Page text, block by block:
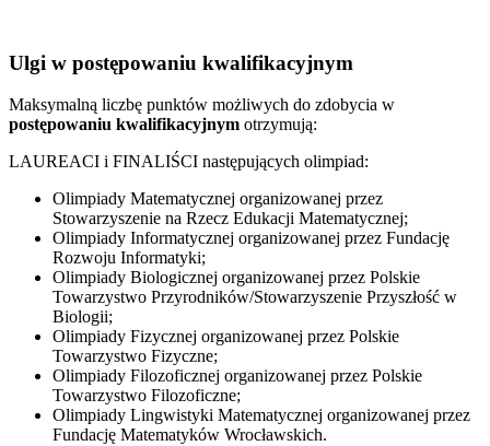
Ulgi w postępowaniu kwalifikacyjnym
Maksymalną liczbę punktów możliwych do zdobycia w
postępowaniu kwalifikacyjnym otrzymują:
LAUREACI i FINALIŚCI następujących olimpiad:
Olimpiady Matematycznej organizowanej przez
Stowarzyszenie na Rzecz Edukacji Matematycznej;
Olimpiady Informatycznej organizowanej przez Fundację
Rozwoju Informatyki;
Olimpiady Biologicznej organizowanej przez Polskie
Towarzystwo Przyrodników/Stowarzyszenie Przyszłość w
Biologii;
Olimpiady Fizycznej organizowanej przez Polskie
Towarzystwo Fizyczne;
Olimpiady Filozoficznej organizowanej przez Polskie
Towarzystwo Filozoficzne;
Olimpiady Lingwistyki Matematycznej organizowanej przez
Fundację Matematyków Wrocławskich.